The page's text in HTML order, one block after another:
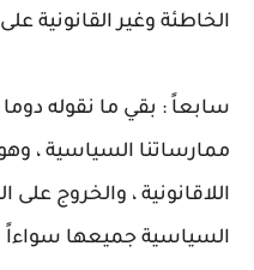
الخاطئة وغير القانونية
سابعاً : بقي ما نقوله
ممارساتنا السياسية ،
اللاقانونية ، والخروج على
السياسية جميعها سواءاً